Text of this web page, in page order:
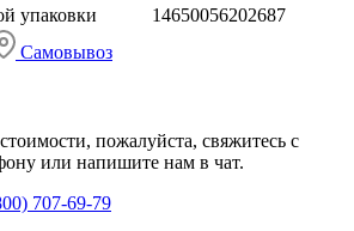
упаковки
14650056202687
Самовывоз
пожалуйста, свяжитесь с
или напишите нам в чат.
707-69-79